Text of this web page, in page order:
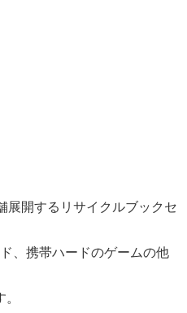
展開するリサイクルブックセ
、携帯ハードのゲームの他